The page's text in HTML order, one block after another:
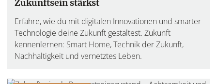
Zukunftsein stärkst
Erfahre, wie du mit digitalen Innovationen und smarter
Technologie deine Zukunft gestaltest. Zukunft
kennenlernen: Smart Home, Technik der Zukunft,
Nachhaltigkeit und vernetztes Leben.